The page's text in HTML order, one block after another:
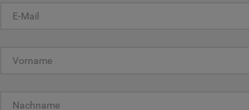
die
lassen